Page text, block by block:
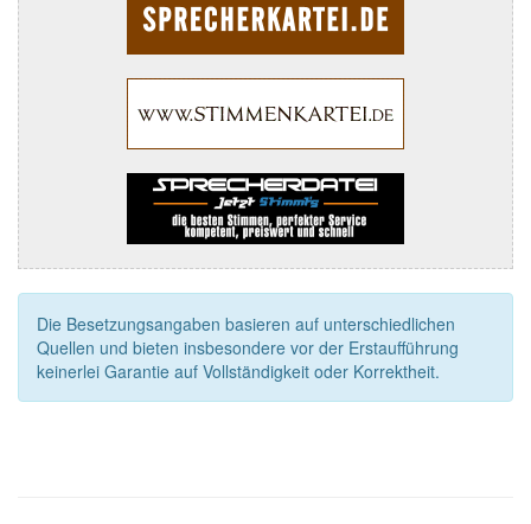
Die Besetzungsangaben basieren auf unterschiedlichen
Quellen und bieten insbesondere vor der Erstaufführung
keinerlei Garantie auf Vollständigkeit oder Korrektheit.